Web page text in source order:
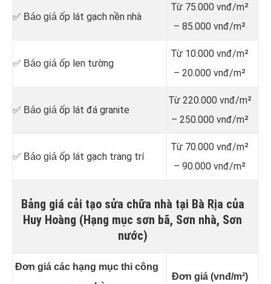
✅ Báo giá ốp lát gạch nền nhà
Từ 75.000 vnđ/m²
– 85.000 vnđ/m²
✅ Báo giá ốp len tường
Từ 10.000 vnđ/m²
– 20.000 vnđ/m²
✅ Báo giá ốp lát đá granite
Từ 220.000 vnđ/m²
– 250.000 vnđ/m²
✅ Báo giá ốp lát gạch trang trí
Từ 70.000 vnđ/m²
– 90.000 vnđ/m²
Bảng giá cải tạo sửa chữa nhà tại Bà Rịa của
Huy Hoàng (Hạng mục sơn bã, Sơn nhà, Sơn
nước)
Đơn giá các hạng mục thi công
Đơn giá (vnđ/m²)